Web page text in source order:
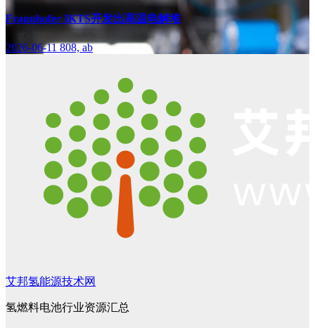
Fraunhofer IKTS开发出高温电解堆
2026-06-11808, ab
艾邦氢能源技术网
氢燃料电池行业资源汇总